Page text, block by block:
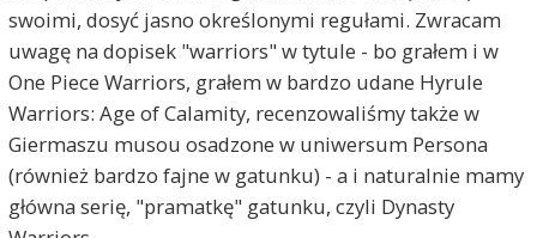
swoimi, dosyć jasno określonymi regułami. Zwracam
uwagę na dopisek "warriors" w tytule - bo grałem i w
One Piece Warriors, grałem w bardzo udane Hyrule
Warriors: Age of Calamity, recenzowaliśmy także w
Giermaszu musou osadzone w uniwersum Persona
(również bardzo fajne w gatunku) - a i naturalnie mamy
główna serię, "pramatkę" gatunku, czyli Dynasty